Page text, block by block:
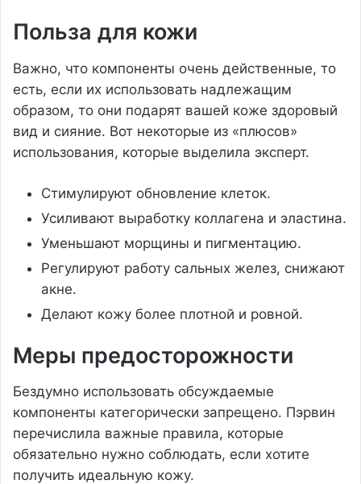
Польза для кожи
Важно, что компоненты очень действенные, то
есть, если их использовать надлежащим
образом, то они подарят вашей коже здоровый
вид и сияние. Вот некоторые из «плюсов»
использования, которые выделила эксперт.
Стимулируют обновление клеток.
Усиливают выработку коллагена и эластина.
Уменьшают морщины и пигментацию.
Регулируют работу сальных желез, снижают
акне.
Делают кожу более плотной и ровной.
Меры предосторожности
Бездумно использовать обсуждаемые
компоненты категорически запрещено. Пэрвин
перечислила важные правила, которые
обязательно нужно соблюдать, если хотите
получить идеальную кожу.